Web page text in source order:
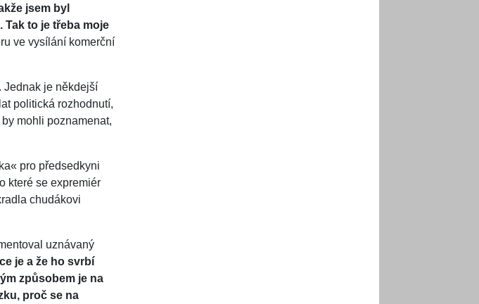
jsem byl
to je třeba moje
ve vysílání komerční
Jednak je někdejší
politická rozhodnutí,
mohli poznamenat,
pro předsedkyni
které se expremiér
chudákovi
uznávaný
je a že ho svrbí
způsobem je na
proč se na